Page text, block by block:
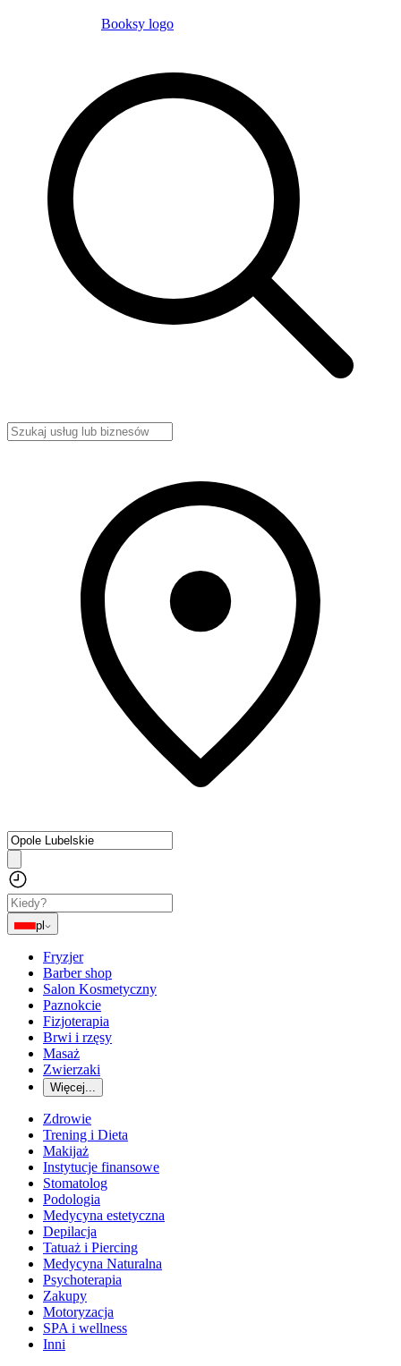
Booksy logo
pl
Fryzjer
Barber shop
Salon Kosmetyczny
Paznokcie
Fizjoterapia
Brwi i rzęsy
Masaż
Zwierzaki
Więcej...
Zdrowie
Trening i Dieta
Makijaż
Instytucje finansowe
Stomatolog
Podologia
Medycyna estetyczna
Depilacja
Tatuaż i Piercing
Medycyna Naturalna
Psychoterapia
Zakupy
Motoryzacja
SPA i wellness
Inni